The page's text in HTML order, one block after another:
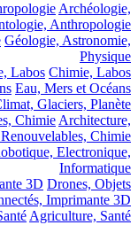
Archéologie,
Anthropologie
Géologie, Astronomie,
Physique
Labos Chimie, Labos
Eau, Mers et Océans
Glaciers, Planète
ChimieArchitecture,
Chimie
Electronique,
Informatique
3D Drones, Objets
Imprimante 3D
Agriculture, Santé